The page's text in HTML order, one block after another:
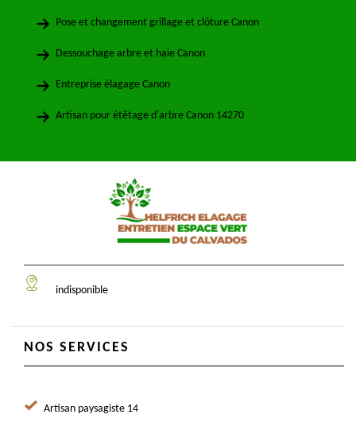
Pose et changement grillage et clôture Canon
Dessouchage arbre et haie Canon
Entreprise élagage Canon
Artisan pour étêtage d'arbre Canon 14270
indisponible
NOS SERVICES
Artisan paysagiste 14